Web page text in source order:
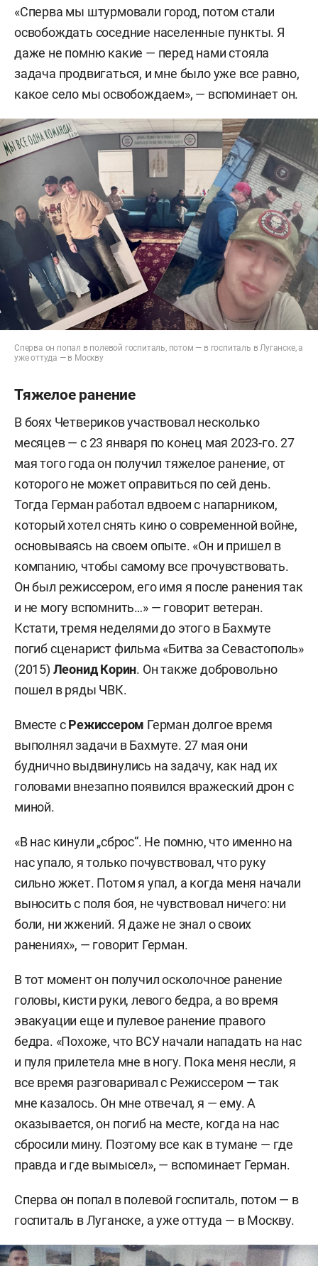
«Сперва мы штурмовали город, потом стали
освобождать соседние населенные пункты. Я
даже не помню какие — перед нами стояла
задача продвигаться, и мне было уже все равно,
какое село мы освобождаем», — вспоминает он.
Сперва он попал в полевой госпиталь, потом — в госпиталь в Луганске, а
уже оттуда — в Москву
Тяжелое ранение
В боях Четвериков участвовал несколько
месяцев — с 23 января по конец мая 2023-го. 27
мая того года он получил тяжелое ранение, от
которого не может оправиться по сей день.
Тогда Герман работал вдвоем с напарником,
который хотел снять кино о современной войне,
основываясь на своем опыте. «Он и пришел в
компанию, чтобы самому все прочувствовать.
Он был режиссером, его имя я после ранения так
и не могу вспомнить…» — говорит ветеран.
Кстати, тремя неделями до этого в Бахмуте
погиб сценарист фильма «Битва за Севастополь»
(2015) Леонид Корин. Он также добровольно
пошел в ряды ЧВК.
Вместе сРежиссером Герман долгое время
выполнял задачи в Бахмуте. 27 мая они
буднично выдвинулись на задачу, как над их
головами внезапно появился вражеский дрон с
миной.
«В нас кинули „сброс“. Не помню, что именно на
нас упало, я только почувствовал, что руку
сильно жжет. Потом я упал, а когда меня начали
выносить с поля боя, не чувствовал ничего: ни
боли, ни жжений. Я даже не знал о своих
ранениях», — говорит Герман.
В тот момент он получил осколочное ранение
головы, кисти руки, левого бедра, а во время
эвакуации еще и пулевое ранение правого
бедра. «Похоже, что ВСУ начали нападать на нас
и пуля прилетела мне в ногу. Пока меня несли, я
все время разговаривал с Режиссером — так
мне казалось. Он мне отвечал, я — ему. А
оказывается, он погиб на месте, когда на нас
сбросили мину. Поэтому все как в тумане — где
правда и где вымысел», — вспоминает Герман.
Сперва он попал в полевой госпиталь, потом — в
госпиталь в Луганске, а уже оттуда — в Москву.